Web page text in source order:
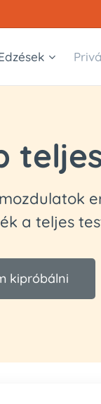
a teljes
kipróbálni